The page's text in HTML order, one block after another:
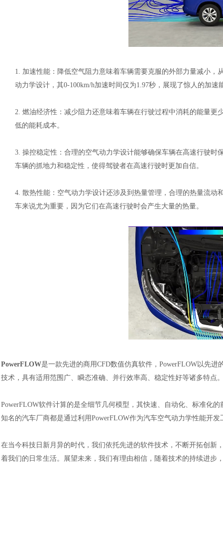
1. 加速性能 ：降低空气阻力意味着车辆需要克服的外部力量减小，
动力学设计，其0-100km/h加速时间仅为1.97秒，展现了惊人的加速
2. 燃油经济性：减少阻力还意味着车辆在行驶过程中消耗的能量
低的能耗成本。
3. 操控稳定性：合理的空气动力学设计能够确保车辆在高速行驶时
车辆的抓地力和稳定性，使得驾驶者在高速行驶时更加自信。
4. 散热性能：空气动力学设计还涉及到热量管理，合理的热量流
车来说尤为重要，因为它们在高速行驶时会产生大量的热量。
PowerFLOW是一款先进的商用CFD数值仿真软件，PowerFLOW以先进
技术，具有适用范围广、瞬态准确、并行效率高、稳定性好等诸多特点
PowerFLOW软件计算的是全细节几何模型，其快速、自动化、标准化
知名的汽车厂商都是通过利用PowerFLOW作为汽车空气动力学性能开
在当今科技日新月异的时代，我们依托先进的软件技术，不断开拓创
着我们的日常生活。展望未来，我们有理由相信，随着技术的持续进
汽车交通